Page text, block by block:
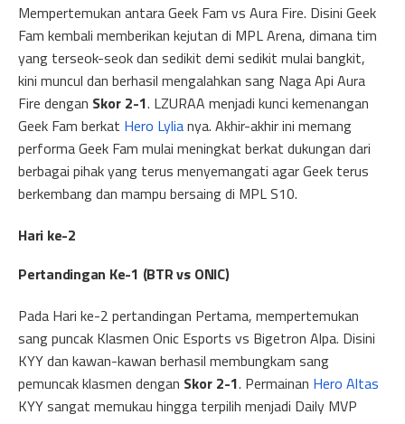
Mempertemukan antara Geek Fam vs Aura Fire. Disini Geek
Fam kembali memberikan kejutan di MPL Arena, dimana tim
yang terseok-seok dan sedikit demi sedikit mulai bangkit,
kini muncul dan berhasil mengalahkan sang Naga Api Aura
Fire dengan Skor 2-1. LZURAA menjadi kunci kemenangan
Geek Fam berkat Hero Lylianya. Akhir-akhir ini memang
performa Geek Fam mulai meningkat berkat dukungan dari
berbagai pihak yang terus menyemangati agar Geek terus
berkembang dan mampu bersaing di MPL S10.
Hari ke-2
Pertandingan Ke-1 (BTR vs ONIC)
Pada Hari ke-2 pertandingan Pertama, mempertemukan
sang puncak Klasmen Onic Esports vs Bigetron Alpa. Disini
KYY dan kawan-kawan berhasil membungkam sang
pemuncak klasmen dengan Skor 2-1. Permainan Hero Altas
KYY sangat memukau hingga terpilih menjadi Daily MVP